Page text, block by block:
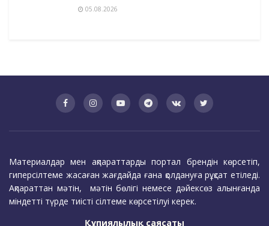
05.08.2026
Материалдар мен ақпараттарды портал брендін көрсетіп,
гиперсілтеме жасаған жағдайда ғана қолдануға рұқсат етіледі.
Ақпараттан мәтін, мәтін бөлігі немесе дәйексөз алынғанда
міндетті түрде тиісті сілтеме көрсетілуі керек.
Құпиялылық саясаты